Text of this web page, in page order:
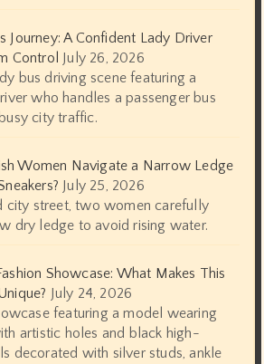
Journey: A Confident Lady Driver
Control July 26, 2026
bus driving scene featuring a
who handles a passenger bus
city traffic.
Women Navigate a Narrow Ledge
July 25, 2026
city street, two women carefully
dry ledge to avoid rising water.
Showcase: What Makes This
July 24, 2026
featuring a model wearing
artistic holes and black high-
decorated with silver studs, ankle